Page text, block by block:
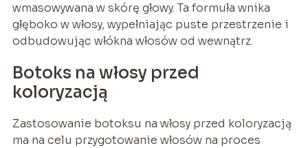
wmasowywana w skórę głowy. Ta formuła wnika
głęboko w włosy, wypełniając puste przestrzenie i
odbudowując włókna włosów od wewnątrz.
Botoks na włosy przed
koloryzacją
Zastosowanie botoksu na włosy przed koloryzacją
ma na celu przygotowanie włosów na proces